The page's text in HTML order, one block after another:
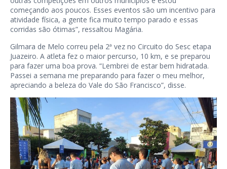
começando aos poucos. Esses eventos são um incentivo para
atividade física, a gente fica muito tempo parado e essas
corridas são ótimas”, ressaltou Magária.
Gilmara de Melo correu pela 2ª vez no Circuito do Sesc etapa
Juazeiro. A atleta fez o maior percurso, 10 km, e se preparou
para fazer uma boa prova. “Lembrei de estar bem hidratada.
Passei a semana me preparando para fazer o meu melhor,
apreciando a beleza do Vale do São Francisco”, disse.